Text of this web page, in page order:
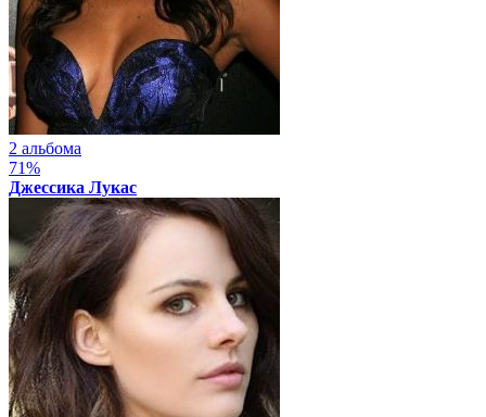
2 альбома
71%
Джессика Лукас